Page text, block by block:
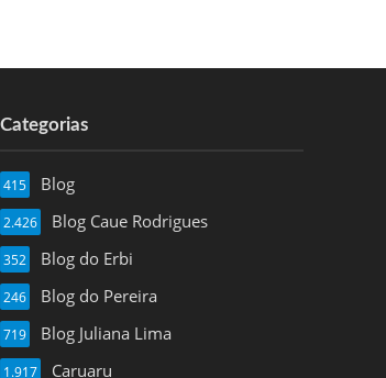
Categorias
Blog
415
Blog Caue Rodrigues
2.426
Blog do Erbi
352
Blog do Pereira
246
Blog Juliana Lima
719
Caruaru
1.917